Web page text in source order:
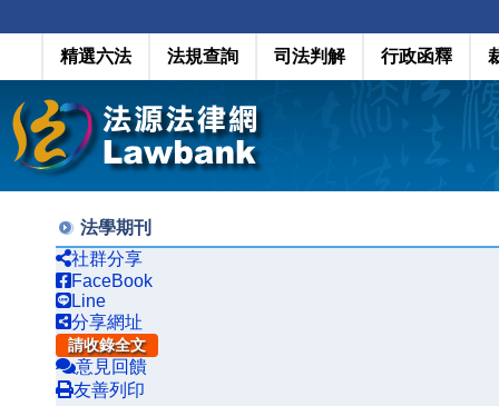
精選六法 法規查詢 司法判解 行政函釋
法學期刊
社群分享
FaceBook
Line
分享網址
請收錄全文
意見回饋
友善列印